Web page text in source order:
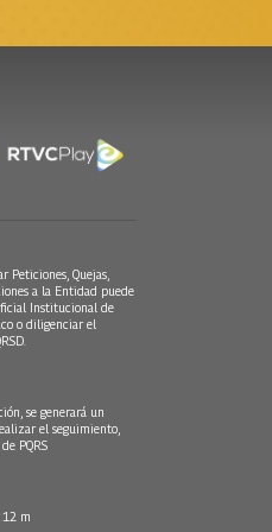
Peticiones, Quejas,
a la Entidad puede
Institucional de
o diligenciar el
se generará un
el seguimiento,
PQRS
12 m